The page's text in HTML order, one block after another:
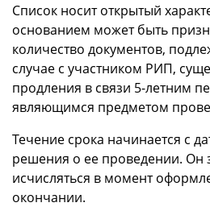
Список носит открытый
основанием может быть
количество документов,
случае с участником РИП,
продления в связи 5-летним
являющимся предметом
Течение срока начинается с
решения о ее проведении. Он
исчисляться в момент
окончании.